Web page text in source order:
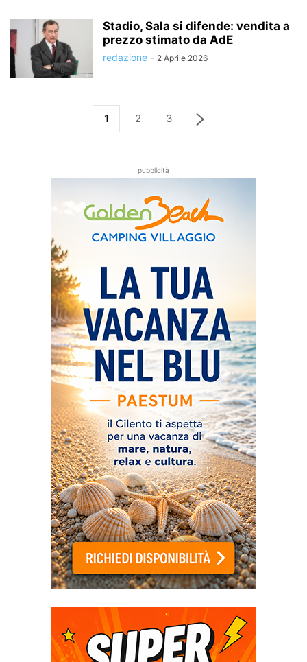
Stadio, Sala si difende: vendita a
prezzo stimato da AdE
redazione - 2 Aprile 2026
1 2 3
pubblicità